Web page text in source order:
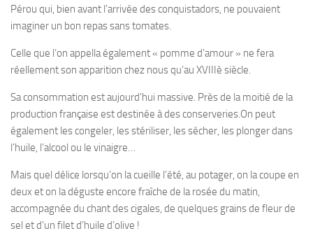
RECETTES
Entrées
Plats
Sauces
Pérou qui, bien avant l’arrivée des conquistadors, ne pouvaient
imaginer un bon repas sans tomates.
Celle que l’on appella également « pomme d’amour » ne fera
réellement son apparition chez nous qu’au XVIIIè siècle.
Sa consommation est aujourd’hui massive. Près de la moitié de la
production française est destinée à des conserveries.On peut
également les congeler, les stériliser, les sécher, les plonger dans
l’huile, l’alcool ou le vinaigre…
Mais quel délice lorsqu’on la cueille l’été, au potager, on la coupe en
deux et on la déguste encore fraîche de la rosée du matin,
accompagnée du chant des cigales, de quelques grains de fleur de
sel et d’un filet d’huile d’olive !